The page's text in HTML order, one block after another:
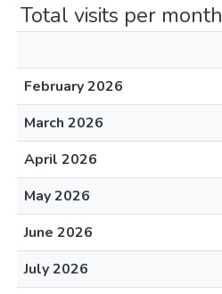
Total visits per month
February 2026
March 2026
April 2026
May 2026
June 2026
July 2026